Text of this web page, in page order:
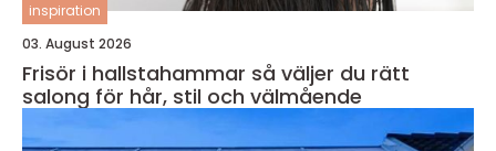
inspiration
03. August 2026
Frisör i hallstahammar så väljer du rätt
salong för hår, stil och välmående